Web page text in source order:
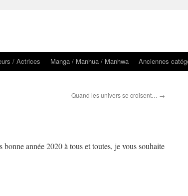
/ Actrices Manga / Manhua / Manhwa Anciennes
Quand les univers se croisent… →
année 2020 à tous et toutes, je vous souhaite